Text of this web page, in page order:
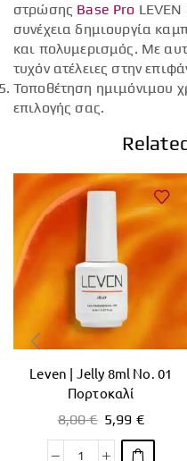
στρώσης Base Pro
συνέχεια δημιουργία
και πολυμερισμός. Με
τυχόν ατέλειες στην
Τοποθέτηση ημιμόνιμου
επιλογής σας.
Leven | Jelly 8ml No. 01
Πορτοκαλί
8,00€ 5,99 €